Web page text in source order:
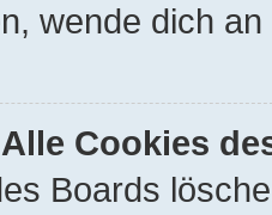
wende dich
Cookies
Boards